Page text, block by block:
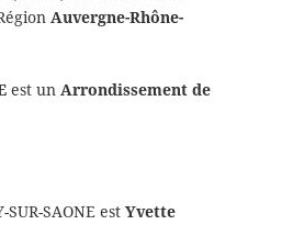
Auvergne-Rhône-
est unArrondissement de
SAONE estYvette